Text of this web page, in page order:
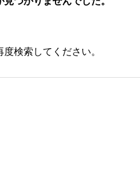
検索してください。